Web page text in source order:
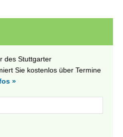
des Stuttgarter
Sie kostenlos über Termine
»